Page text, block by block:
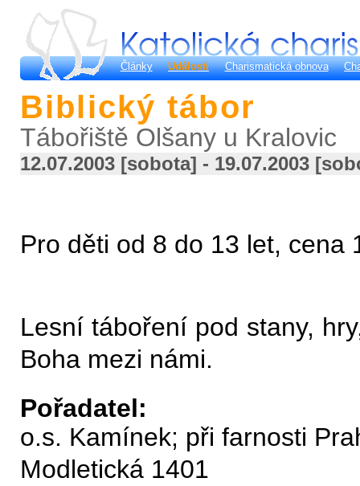
Články Události Charismatická obnova
Biblický tábor
Tábořiště Olšany u Kralovic
12.07.2003 [sobota] - 19.07.2003
Pro děti od 8 do 13 let, cena
Lesní táboření pod stany,
Boha mezi námi.
Pořadatel:
o.s. Kamínek; při farnosti
Modletická 1401